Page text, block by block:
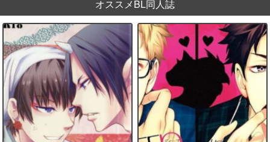
オススメBL同人誌